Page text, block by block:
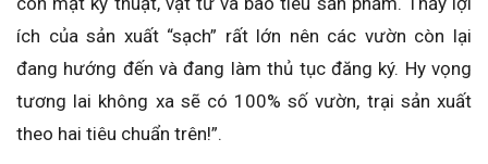
ích của sản xuất “sạch” rất lớn nên các vườn còn lại
đang hướng đến và đang làm thủ tục đăng ký. Hy vọng
tương lai không xa sẽ có 100% số vườn, trại sản xuất
theo hai tiêu chuẩn trên!”.